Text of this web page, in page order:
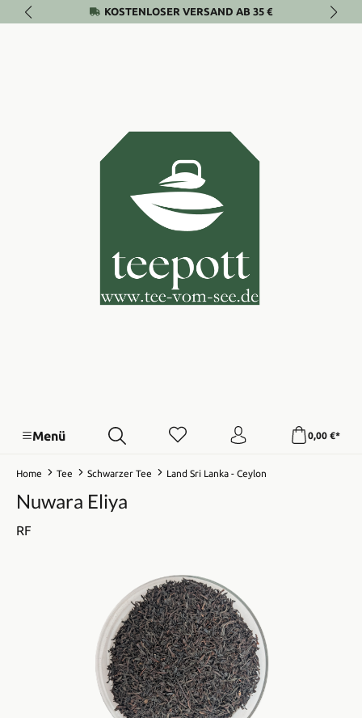
Zum Hauptinhalt springenKOSTENLOSER VERSAND AB 35 €
Menü 0,00 €*
Home Tee Schwarzer Tee Land Sri Lanka - Ceylon
Nuwara Eliya
RF
Bildergalerie überspringen